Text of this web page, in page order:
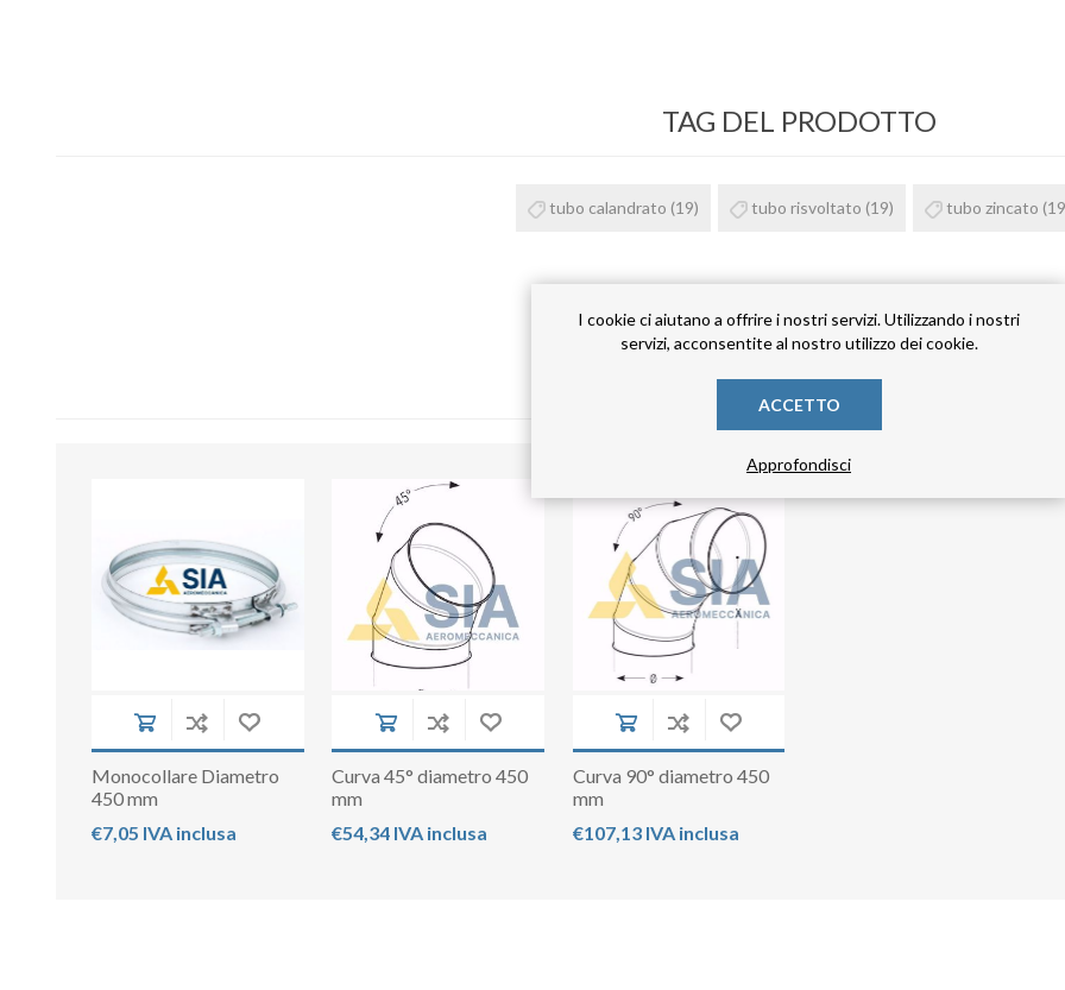
TAG DEL PRODOTTO
tubo calandrato (19) tubo risvoltato (19) tubo zincato
PRODOTTI CORRELATI
Monocollare Diametro
450 mm
€7,05 IVA inclusa
Curva 45° diametro 450
mm
€54,34 IVA inclusa
Curva 90° diametro 450
mm
€107,13 IVA inclusa
I cookie ci aiutano a offrire i nostri servizi. Utilizzando i nostri
servizi, acconsentite al nostro utilizzo dei cookie.
ACCETTO
Approfondisci